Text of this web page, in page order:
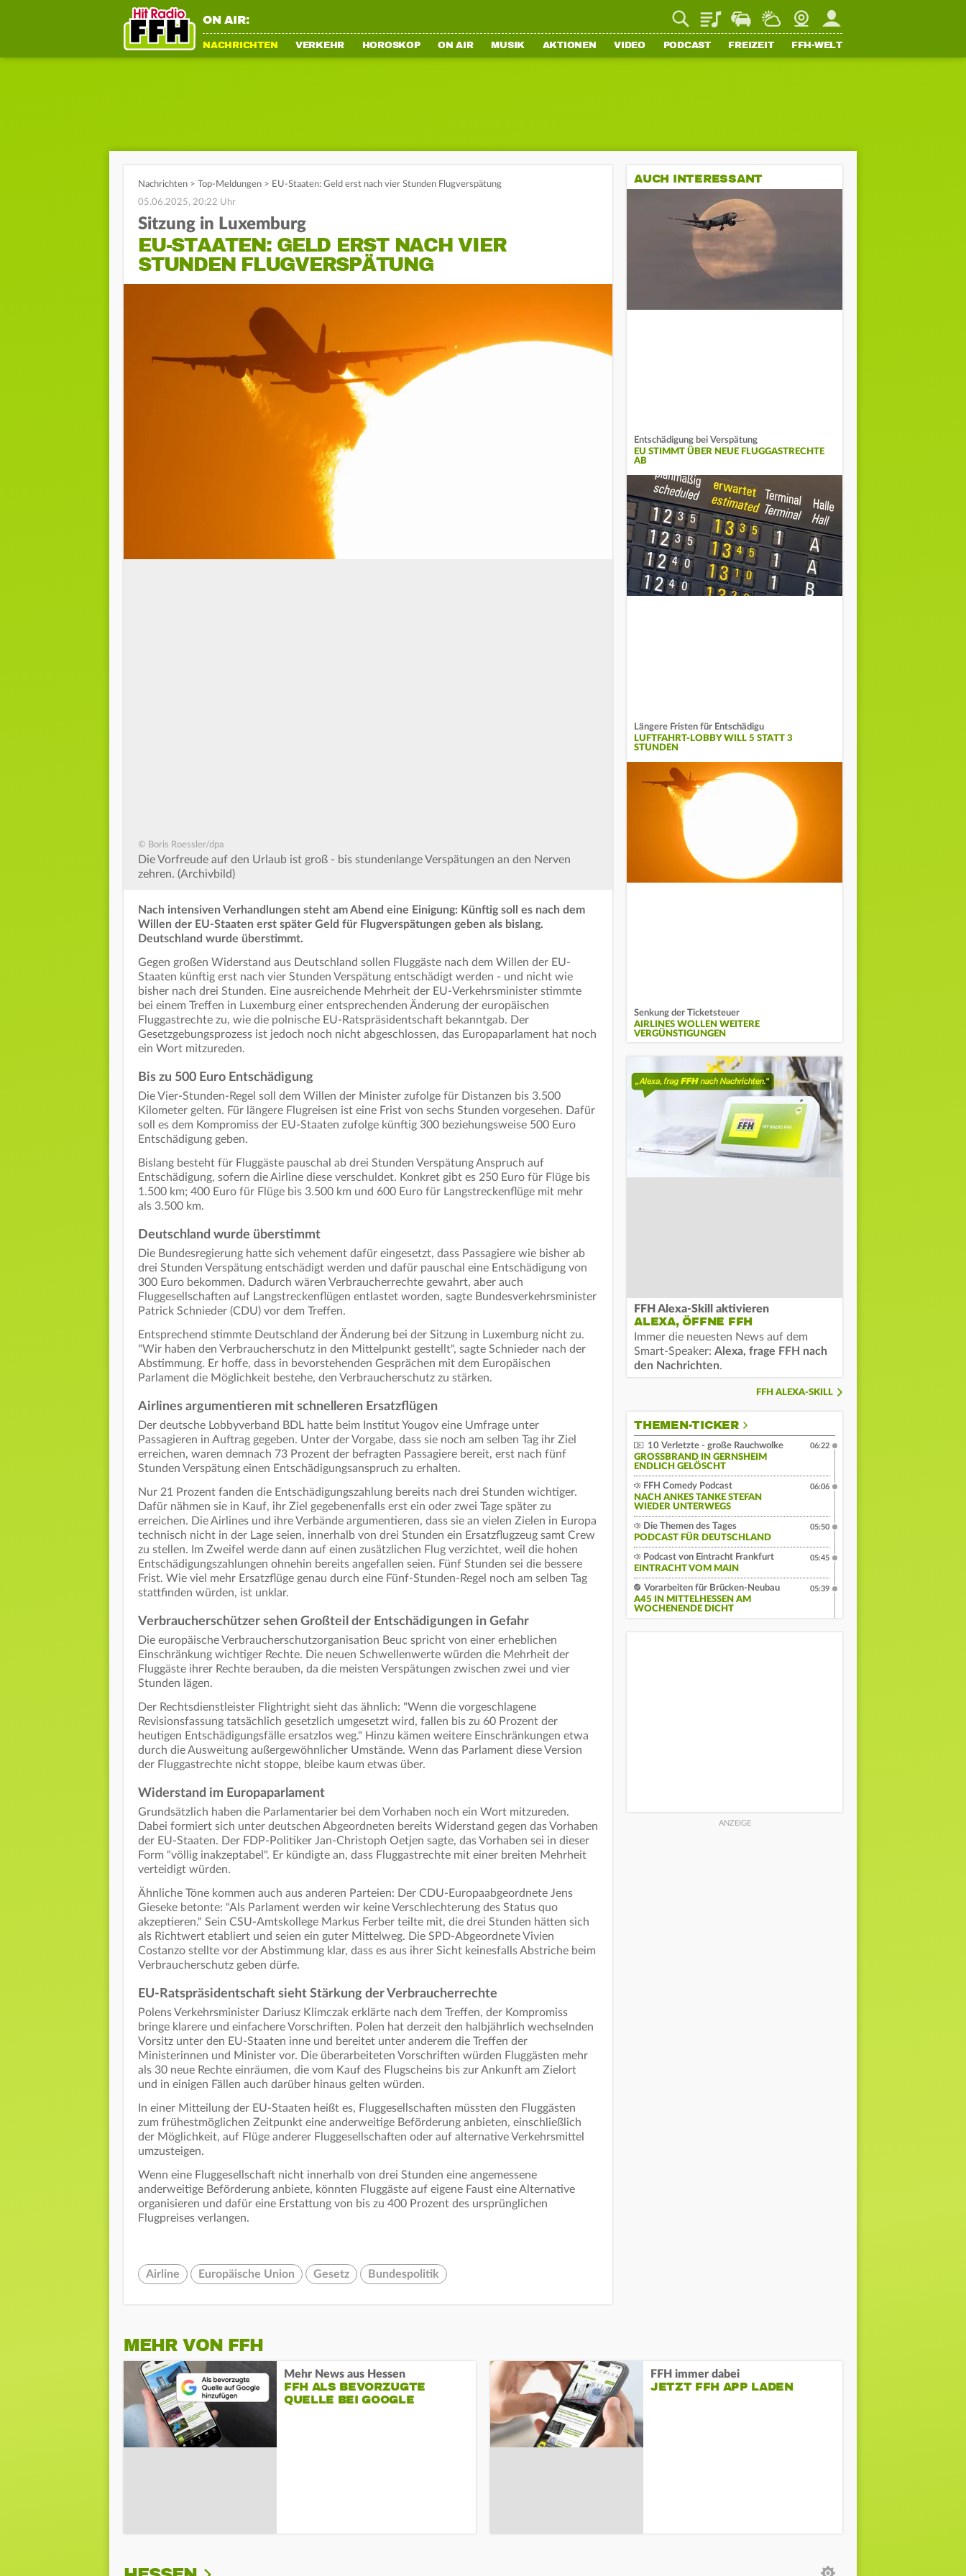
ON AIR: PlaylistStaupilotWetterWebcamMein FFH
NACHRICHTEN VERKEHR HOROSKOP ON AIR MUSIK AKTIONEN VIDEO PODCAST FREIZEIT FFH-WELT
Nachrichten > Top-Meldungen > EU-Staaten: Geld erst nach vier Stunden Flugverspätung
05.06.2025, 20:22 Uhr
Sitzung in Luxemburg
EU-STAATEN: GELD ERST NACH VIER
STUNDEN FLUGVERSPÄTUNG
© Boris Roessler/dpa
Die Vorfreude auf den Urlaub ist groß - bis stundenlange Verspätungen an den Nerven
zehren. (Archivbild)
Nach intensiven Verhandlungen steht am Abend eine Einigung: Künftig soll es nach dem
Willen der EU-Staaten erst später Geld für Flugverspätungen geben als bislang.
Deutschland wurde überstimmt.
Gegen großen Widerstand aus Deutschland sollen Fluggäste nach dem Willen der EU-
Staaten künftig erst nach vier Stunden Verspätung entschädigt werden - und nicht wie
bisher nach drei Stunden. Eine ausreichende Mehrheit der EU-Verkehrsminister stimmte
bei einem Treffen in Luxemburg einer entsprechenden Änderung der europäischen
Fluggastrechte zu, wie die polnische EU-Ratspräsidentschaft bekanntgab. Der
Gesetzgebungsprozess ist jedoch noch nicht abgeschlossen, das Europaparlament hat noch
ein Wort mitzureden.
Bis zu 500 Euro Entschädigung
Die Vier-Stunden-Regel soll dem Willen der Minister zufolge für Distanzen bis 3.500
Kilometer gelten. Für längere Flugreisen ist eine Frist von sechs Stunden vorgesehen. Dafür
soll es dem Kompromiss der EU-Staaten zufolge künftig 300 beziehungsweise 500 Euro
Entschädigung geben.
Bislang besteht für Fluggäste pauschal ab drei Stunden Verspätung Anspruch auf
Entschädigung, sofern die Airline diese verschuldet. Konkret gibt es 250 Euro für Flüge bis
1.500 km; 400 Euro für Flüge bis 3.500 km und 600 Euro für Langstreckenflüge mit mehr
als 3.500 km.
Deutschland wurde überstimmt
Die Bundesregierung hatte sich vehement dafür eingesetzt, dass Passagiere wie bisher ab
drei Stunden Verspätung entschädigt werden und dafür pauschal eine Entschädigung von
300 Euro bekommen. Dadurch wären Verbraucherrechte gewahrt, aber auch
Fluggesellschaften auf Langstreckenflügen entlastet worden, sagte Bundesverkehrsminister
Patrick Schnieder (CDU) vor dem Treffen.
Entsprechend stimmte Deutschland der Änderung bei der Sitzung in Luxemburg nicht zu.
"Wir haben den Verbraucherschutz in den Mittelpunkt gestellt", sagte Schnieder nach der
Abstimmung. Er hoffe, dass in bevorstehenden Gesprächen mit dem Europäischen
Parlament die Möglichkeit bestehe, den Verbraucherschutz zu stärken.
Airlines argumentieren mit schnelleren Ersatzflügen
Der deutsche Lobbyverband BDL hatte beim Institut Yougov eine Umfrage unter
Passagieren in Auftrag gegeben. Unter der Vorgabe, dass sie noch am selben Tag ihr Ziel
erreichen, waren demnach 73 Prozent der befragten Passagiere bereit, erst nach fünf
Stunden Verspätung einen Entschädigungsanspruch zu erhalten.
Nur 21 Prozent fanden die Entschädigungszahlung bereits nach drei Stunden wichtiger.
Dafür nähmen sie in Kauf, ihr Ziel gegebenenfalls erst ein oder zwei Tage später zu
erreichen. Die Airlines und ihre Verbände argumentieren, dass sie an vielen Zielen in Europa
technisch nicht in der Lage seien, innerhalb von drei Stunden ein Ersatzflugzeug samt Crew
zu stellen. Im Zweifel werde dann auf einen zusätzlichen Flug verzichtet, weil die hohen
Entschädigungszahlungen ohnehin bereits angefallen seien. Fünf Stunden sei die bessere
Frist. Wie viel mehr Ersatzflüge genau durch eine Fünf-Stunden-Regel noch am selben Tag
stattfinden würden, ist unklar.
Verbraucherschützer sehen Großteil der Entschädigungen in Gefahr
Die europäische Verbraucherschutzorganisation Beuc spricht von einer erheblichen
Einschränkung wichtiger Rechte. Die neuen Schwellenwerte würden die Mehrheit der
Fluggäste ihrer Rechte berauben, da die meisten Verspätungen zwischen zwei und vier
Stunden lägen.
Der Rechtsdienstleister Flightright sieht das ähnlich: "Wenn die vorgeschlagene
Revisionsfassung tatsächlich gesetzlich umgesetzt wird, fallen bis zu 60 Prozent der
heutigen Entschädigungsfälle ersatzlos weg." Hinzu kämen weitere Einschränkungen etwa
durch die Ausweitung außergewöhnlicher Umstände. Wenn das Parlament diese Version
der Fluggastrechte nicht stoppe, bleibe kaum etwas über.
Widerstand im Europaparlament
Grundsätzlich haben die Parlamentarier bei dem Vorhaben noch ein Wort mitzureden.
Dabei formiert sich unter deutschen Abgeordneten bereits Widerstand gegen das Vorhaben
der EU-Staaten. Der FDP-Politiker Jan-Christoph Oetjen sagte, das Vorhaben sei in dieser
Form "völlig inakzeptabel". Er kündigte an, dass Fluggastrechte mit einer breiten Mehrheit
verteidigt würden.
Ähnliche Töne kommen auch aus anderen Parteien: Der CDU-Europaabgeordnete Jens
Gieseke betonte: "Als Parlament werden wir keine Verschlechterung des Status quo
akzeptieren." Sein CSU-Amtskollege Markus Ferber teilte mit, die drei Stunden hätten sich
als Richtwert etabliert und seien ein guter Mittelweg. Die SPD-Abgeordnete Vivien
Costanzo stellte vor der Abstimmung klar, dass es aus ihrer Sicht keinesfalls Abstriche beim
Verbraucherschutz geben dürfe.
EU-Ratspräsidentschaft sieht Stärkung der Verbraucherrechte
Polens Verkehrsminister Dariusz Klimczak erklärte nach dem Treffen, der Kompromiss
bringe klarere und einfachere Vorschriften. Polen hat derzeit den halbjährlich wechselnden
Vorsitz unter den EU-Staaten inne und bereitet unter anderem die Treffen der
Ministerinnen und Minister vor. Die überarbeiteten Vorschriften würden Fluggästen mehr
als 30 neue Rechte einräumen, die vom Kauf des Flugscheins bis zur Ankunft am Zielort
und in einigen Fällen auch darüber hinaus gelten würden.
In einer Mitteilung der EU-Staaten heißt es, Fluggesellschaften müssten den Fluggästen
zum frühestmöglichen Zeitpunkt eine anderweitige Beförderung anbieten, einschließlich
der Möglichkeit, auf Flüge anderer Fluggesellschaften oder auf alternative Verkehrsmittel
umzusteigen.
Wenn eine Fluggesellschaft nicht innerhalb von drei Stunden eine angemessene
anderweitige Beförderung anbiete, könnten Fluggäste auf eigene Faust eine Alternative
organisieren und dafür eine Erstattung von bis zu 400 Prozent des ursprünglichen
Flugpreises verlangen.
Airline Europäische Union Gesetz Bundespolitik
AUCH INTERESSANT
Entschädigung bei Verspätung
EU STIMMT ÜBER NEUE FLUGGASTRECHTE
AB
Längere Fristen für Entschädigu
LUFTFAHRT-LOBBY WILL 5 STATT 3
STUNDEN
Senkung der Ticketsteuer
AIRLINES WOLLEN WEITERE
VERGÜNSTIGUNGEN
FFH Alexa-Skill aktivieren
ALEXA, ÖFFNE FFH
Immer die neuesten News auf dem
Smart-Speaker: Alexa, frage FFH nach
den Nachrichten.
FFH ALEXA-SKILL
THEMEN-TICKER
10 Verletzte - große Rauchwolke
GROSSBRAND IN GERNSHEIM E
NDLICH GELÖSCHT
06:22
FFH Comedy Podcast
NACH ANKES TANKE STEFAN
WIEDER UNTERWEGS
06:06
Die Themen des Tages
PODCAST FÜR DEUTSCHLAND
05:50
Podcast von Eintracht Frankfurt
EINTRACHT VOM MAIN
05:45
Vorarbeiten für Brücken-Neubau
A45 IN MITTELHESSEN AM
WOCHENENDE DICHT
05:39
MEHR VON FFH
Mehr News aus Hessen
FFH ALS BEVORZUGTE
QUELLE BEI GOOGLE
FFH immer dabei
JETZT FFH APP LADEN